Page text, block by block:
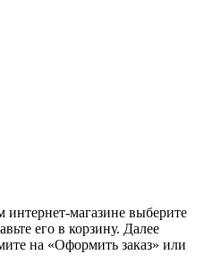
магазине выберите
его в корзину. Далее
на «Оформить заказ» или